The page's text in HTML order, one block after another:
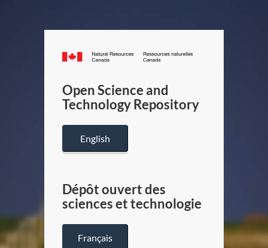
Canada.ca
/
Canada
Open Science and
Technology Repository
English
Dépôt ouvert des
sciences et technologie
Français